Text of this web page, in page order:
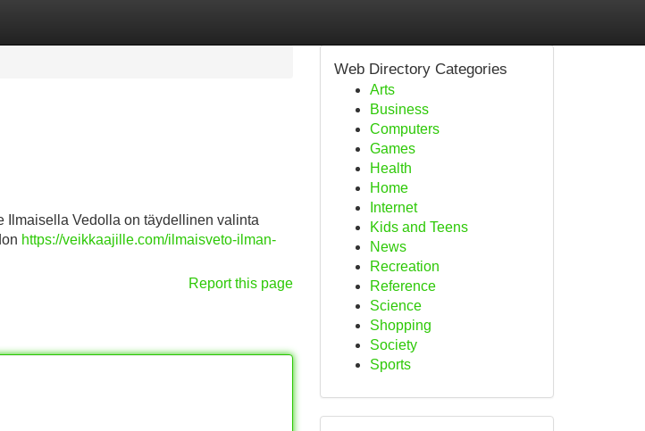
Ilmaisella Vedolla on täydellinen valinta
https://veikkaajille.com/ilmaisveto-ilman-
Report this page
Web Directory Categories
Arts
Business
Computers
Games
Health
Home
Internet
Kids and Teens
News
Recreation
Reference
Science
Shopping
Society
Sports